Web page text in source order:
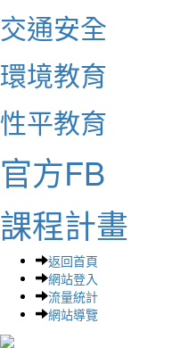
交通安全
環境教育
性平教育
官方FB
課程計畫
返回首頁
網站登入
流量統計
網站導覽